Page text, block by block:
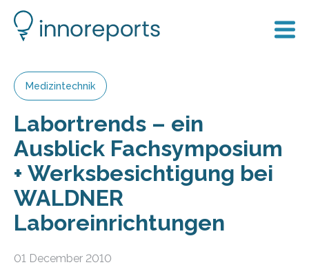
Medizintechnik
Labortrends – ein
Ausblick Fachsymposium
+ Werksbesichtigung bei
WALDNER
Laboreinrichtungen
01 December 2010